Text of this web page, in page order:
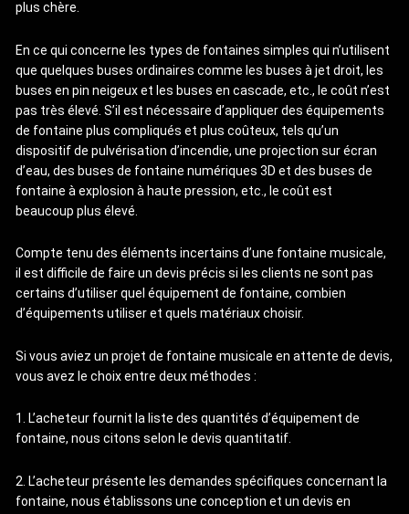
plus chère.
En ce qui concerne les types de fontaines simples qui n’utilisent
que quelques buses ordinaires comme les buses à jet droit, les
buses en pin neigeux et les buses en cascade, etc., le coût n’est
pas très élevé. S’il est nécessaire d’appliquer des équipements
de fontaine plus compliqués et plus coûteux, tels qu’un
dispositif de pulvérisation d’incendie, une projection sur écran
d’eau, des buses de fontaine numériques 3D et des buses de
fontaine à explosion à haute pression, etc., le coût est
beaucoup plus élevé.
Compte tenu des éléments incertains d’une fontaine musicale,
il est difficile de faire un devis précis si les clients ne sont pas
certains d’utiliser quel équipement de fontaine, combien
d’équipements utiliser et quels matériaux choisir.
Si vous aviez un projet de fontaine musicale en attente de devis,
vous avez le choix entre deux méthodes :
1. L’acheteur fournit la liste des quantités d’équipement de
fontaine, nous citons selon le devis quantitatif.
2. L’acheteur présente les demandes spécifiques concernant la
fontaine, nous établissons une conception et un devis en